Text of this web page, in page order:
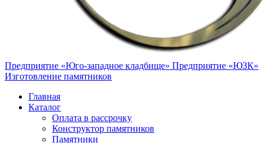
Предприятие «Юго-западное кладбище» Предприятие «ЮЗК»
Изготовление памятников
Главная
Каталог
Оплата в рассрочку
Конструктор памятников
Памятники